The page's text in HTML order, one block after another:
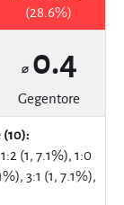
(28.6%)
⌀ 0.4
Gegentore
(1, 7.1%), 1:0
3:1 (1, 7.1%),